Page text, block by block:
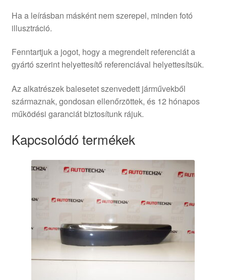
Ha a leírásban másként nem szerepel, minden fotó
illusztráció.
Fenntartjuk a jogot, hogy a megrendelt referenciát a
gyártó szerint helyettesítő referenciával helyettesítsük.
Az alkatrészek balesetet szenvedett járművekből
származnak, gondosan ellenőrzöttek, és 12 hónapos
működési garanciát biztosítunk rájuk.
Kapcsolódó termékek